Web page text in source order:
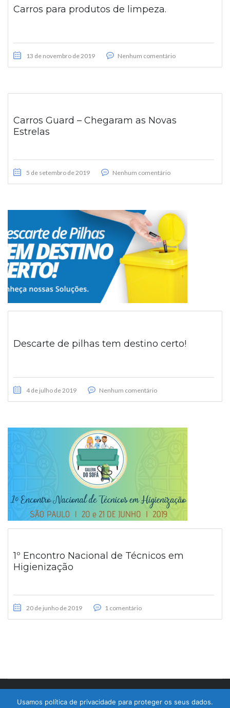
Carros para produtos de limpeza.
13 de novembro de 2019 Nenhum comentário
Carros Guard – Chegaram as Novas
Estrelas
5 de setembro de 2019 Nenhum comentário
Descarte de pilhas tem destino certo!
4 de julho de 2019 Nenhum comentário
1º Encontro Nacional de Técnicos em
Higienização
20 de junho de 2019 1 comentário
Usamos política de privacidade para proteger os seus dados.